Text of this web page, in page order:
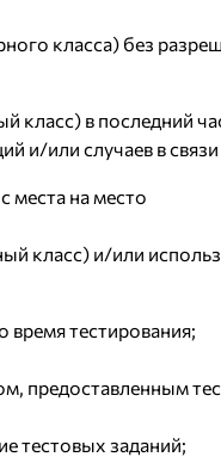
класса) без
в последний
и/или случаев в
места на место
класс) и/или
время тестирования;
предоставленным
тестовых заданий;